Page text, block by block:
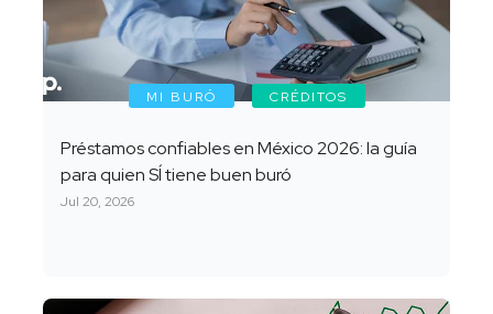
MI BURÓ CRÉDITOS
Préstamos confiables en México 2026: la guía
para quien SÍ tiene buen buró
Jul 20, 2026